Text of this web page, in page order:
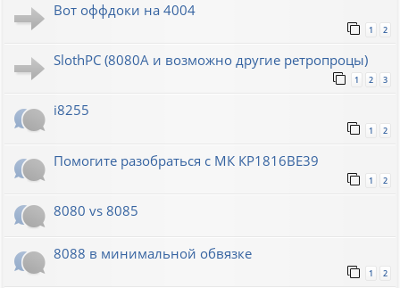
Вот оффдоки на 4004
1 2
SlothPC (8080A и возможно другие ретропроцы)
1 2 3
i8255
1 2
Помогите разобраться с МК КР1816ВЕ39
1 2
8080 vs 8085
8088 в минимальной обвязке
1 2